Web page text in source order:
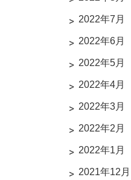
2022年7月
2022年6月
2022年5月
2022年4月
2022年3月
2022年2月
2022年1月
2021年12月